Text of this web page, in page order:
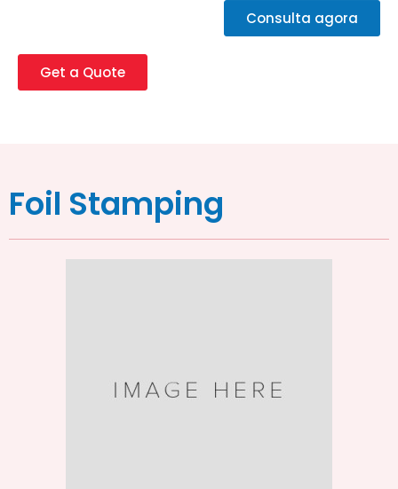
Consulta agora
Get a Quote
Foil Stamping